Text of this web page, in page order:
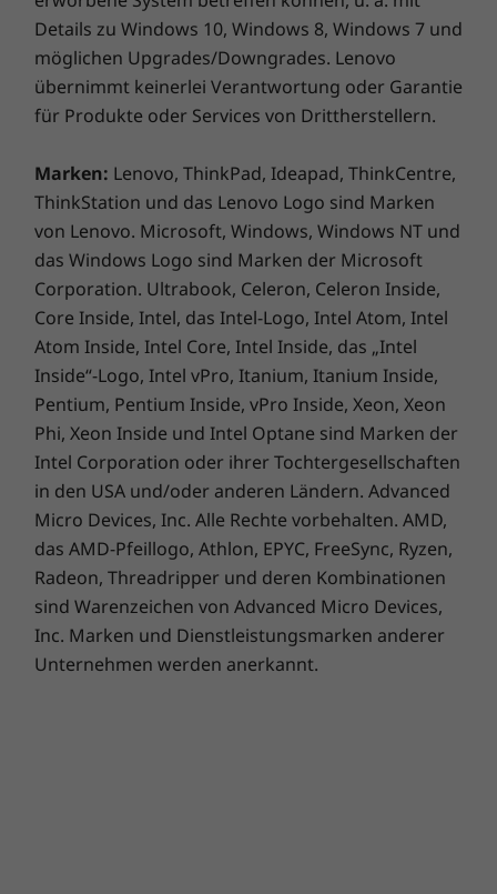
ISV-Zertifizierung
Da Branchenprofis zuverlässige Leistung und
Softwarestabilität benötigen, wurden mehr als
100 Anwendungen von branchenführenden
unabhängigen Softwareanwendern getestet
und zertifiziert.
Details zu Windows 10, Windows 8, Windows 7 und
möglichen Upgrades/Downgrades. Lenovo
übernimmt keinerlei Verantwortung oder Garantie
für Produkte oder Services von Drittherstellern.
Marken: Lenovo, ThinkPad, Ideapad, ThinkCentre,
ThinkStation und das Lenovo Logo sind Marken
von Lenovo. Microsoft, Windows, Windows NT und
das Windows Logo sind Marken der Microsoft
Corporation. Ultrabook, Celeron, Celeron Inside,
Core Inside, Intel, das Intel-Logo, Intel Atom, Intel
Atom Inside, Intel Core, Intel Inside, das „Intel
Inside“-Logo, Intel vPro, Itanium, Itanium Inside,
Pentium, Pentium Inside, vPro Inside, Xeon, Xeon
Phi, Xeon Inside und Intel Optane sind Marken der
Intel Corporation oder ihrer Tochtergesellschaften
in den USA und/oder anderen Ländern. Advanced
Micro Devices, Inc. Alle Rechte vorbehalten. AMD,
das AMD-Pfeillogo, Athlon, EPYC, FreeSync, Ryzen,
Radeon, Threadripper und deren Kombinationen
sind Warenzeichen von Advanced Micro Devices,
Inc. Marken und Dienstleistungsmarken anderer
Unternehmen werden anerkannt.